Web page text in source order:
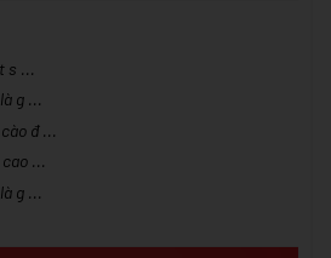
s ...
g ...
đ ...
...
g ...